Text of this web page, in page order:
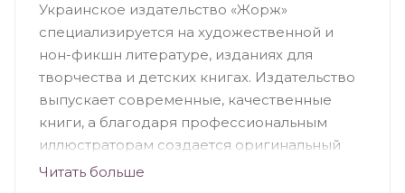
Украинское издательство «Жорж»
специализируется на художественной и
нон-фикшн литературе, изданиях для
творчества и детских книгах. Издательство
выпускает современные, качественные
книги, а благодаря профессиональным
иллюстраторам создается оригинальный
дизайн. Большую часть ассортимента
Читать больше